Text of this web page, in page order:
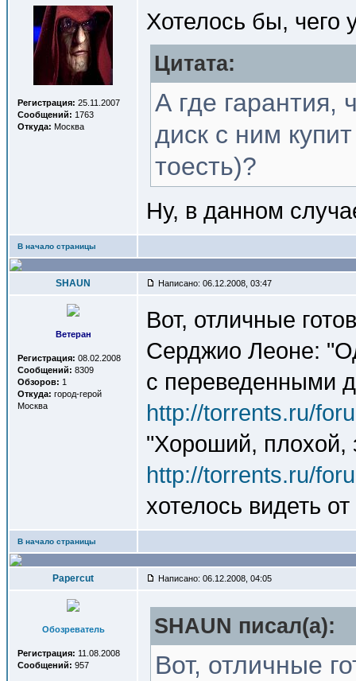
Регистрация: 25.11.2007
Сообщений: 1763
Откуда: Москва
Хотелось бы, чего
Цитата:
А где гарантия,
диск с ним
тоесть)?
Ну, в данном
В начало страницы
SHAUN Написано: 06.12.2008, 03:47
Ветеран
Регистрация: 08.02.2008
Сообщений: 8309
Обзоров: 1
Откуда: город-герой
Москва
Вот, отличные
Серджио Леоне:
с переведенными
http://torrents.ru/
"Хороший, плохой,
http://torrents.ru/
хотелось видеть
В начало страницы
Papercut Написано: 06.12.2008, 04:05
Обозреватель
Регистрация: 11.08.2008
Сообщений: 957
SHAUN писал(a):
Вот, отличные